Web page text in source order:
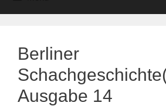
Berliner
Ausgabe 14